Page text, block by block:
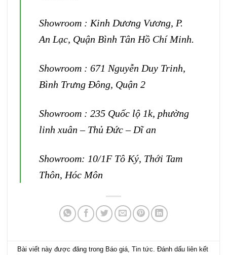
Showroom : Kinh Dương Vương, P.
An Lạc, Quận Bình Tân Hồ Chí Minh.
Showroom : 671 Nguyễn Duy Trinh,
Bình Trưng Đông, Quận 2
Showroom : 235 Quốc lộ 1k, phường
linh xuân – Thủ Đức – Dĩ an
Showroom: 10/1F Tô Ký, Thới Tam
Thôn, Hóc Môn
Bài viết này được đăng trong Báo giá,Tin tức. Đánh dấu liên kết